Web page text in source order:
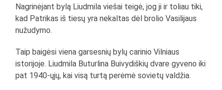
Nagrinėjant bylą Liudmila viešai teigė, jog ji ir toliau tiki,
kad Patrikas iš tiesų yra nekaltas dėl brolio Vasilijaus
nužudymo.
Taip baigėsi viena garsesnių bylų carinio Vilniaus
istorijoje. Liudmila Buturlina Buivydiškių dvare gyveno iki
pat 1940-ųjų, kai visą turtą perėmė sovietų valdžia.